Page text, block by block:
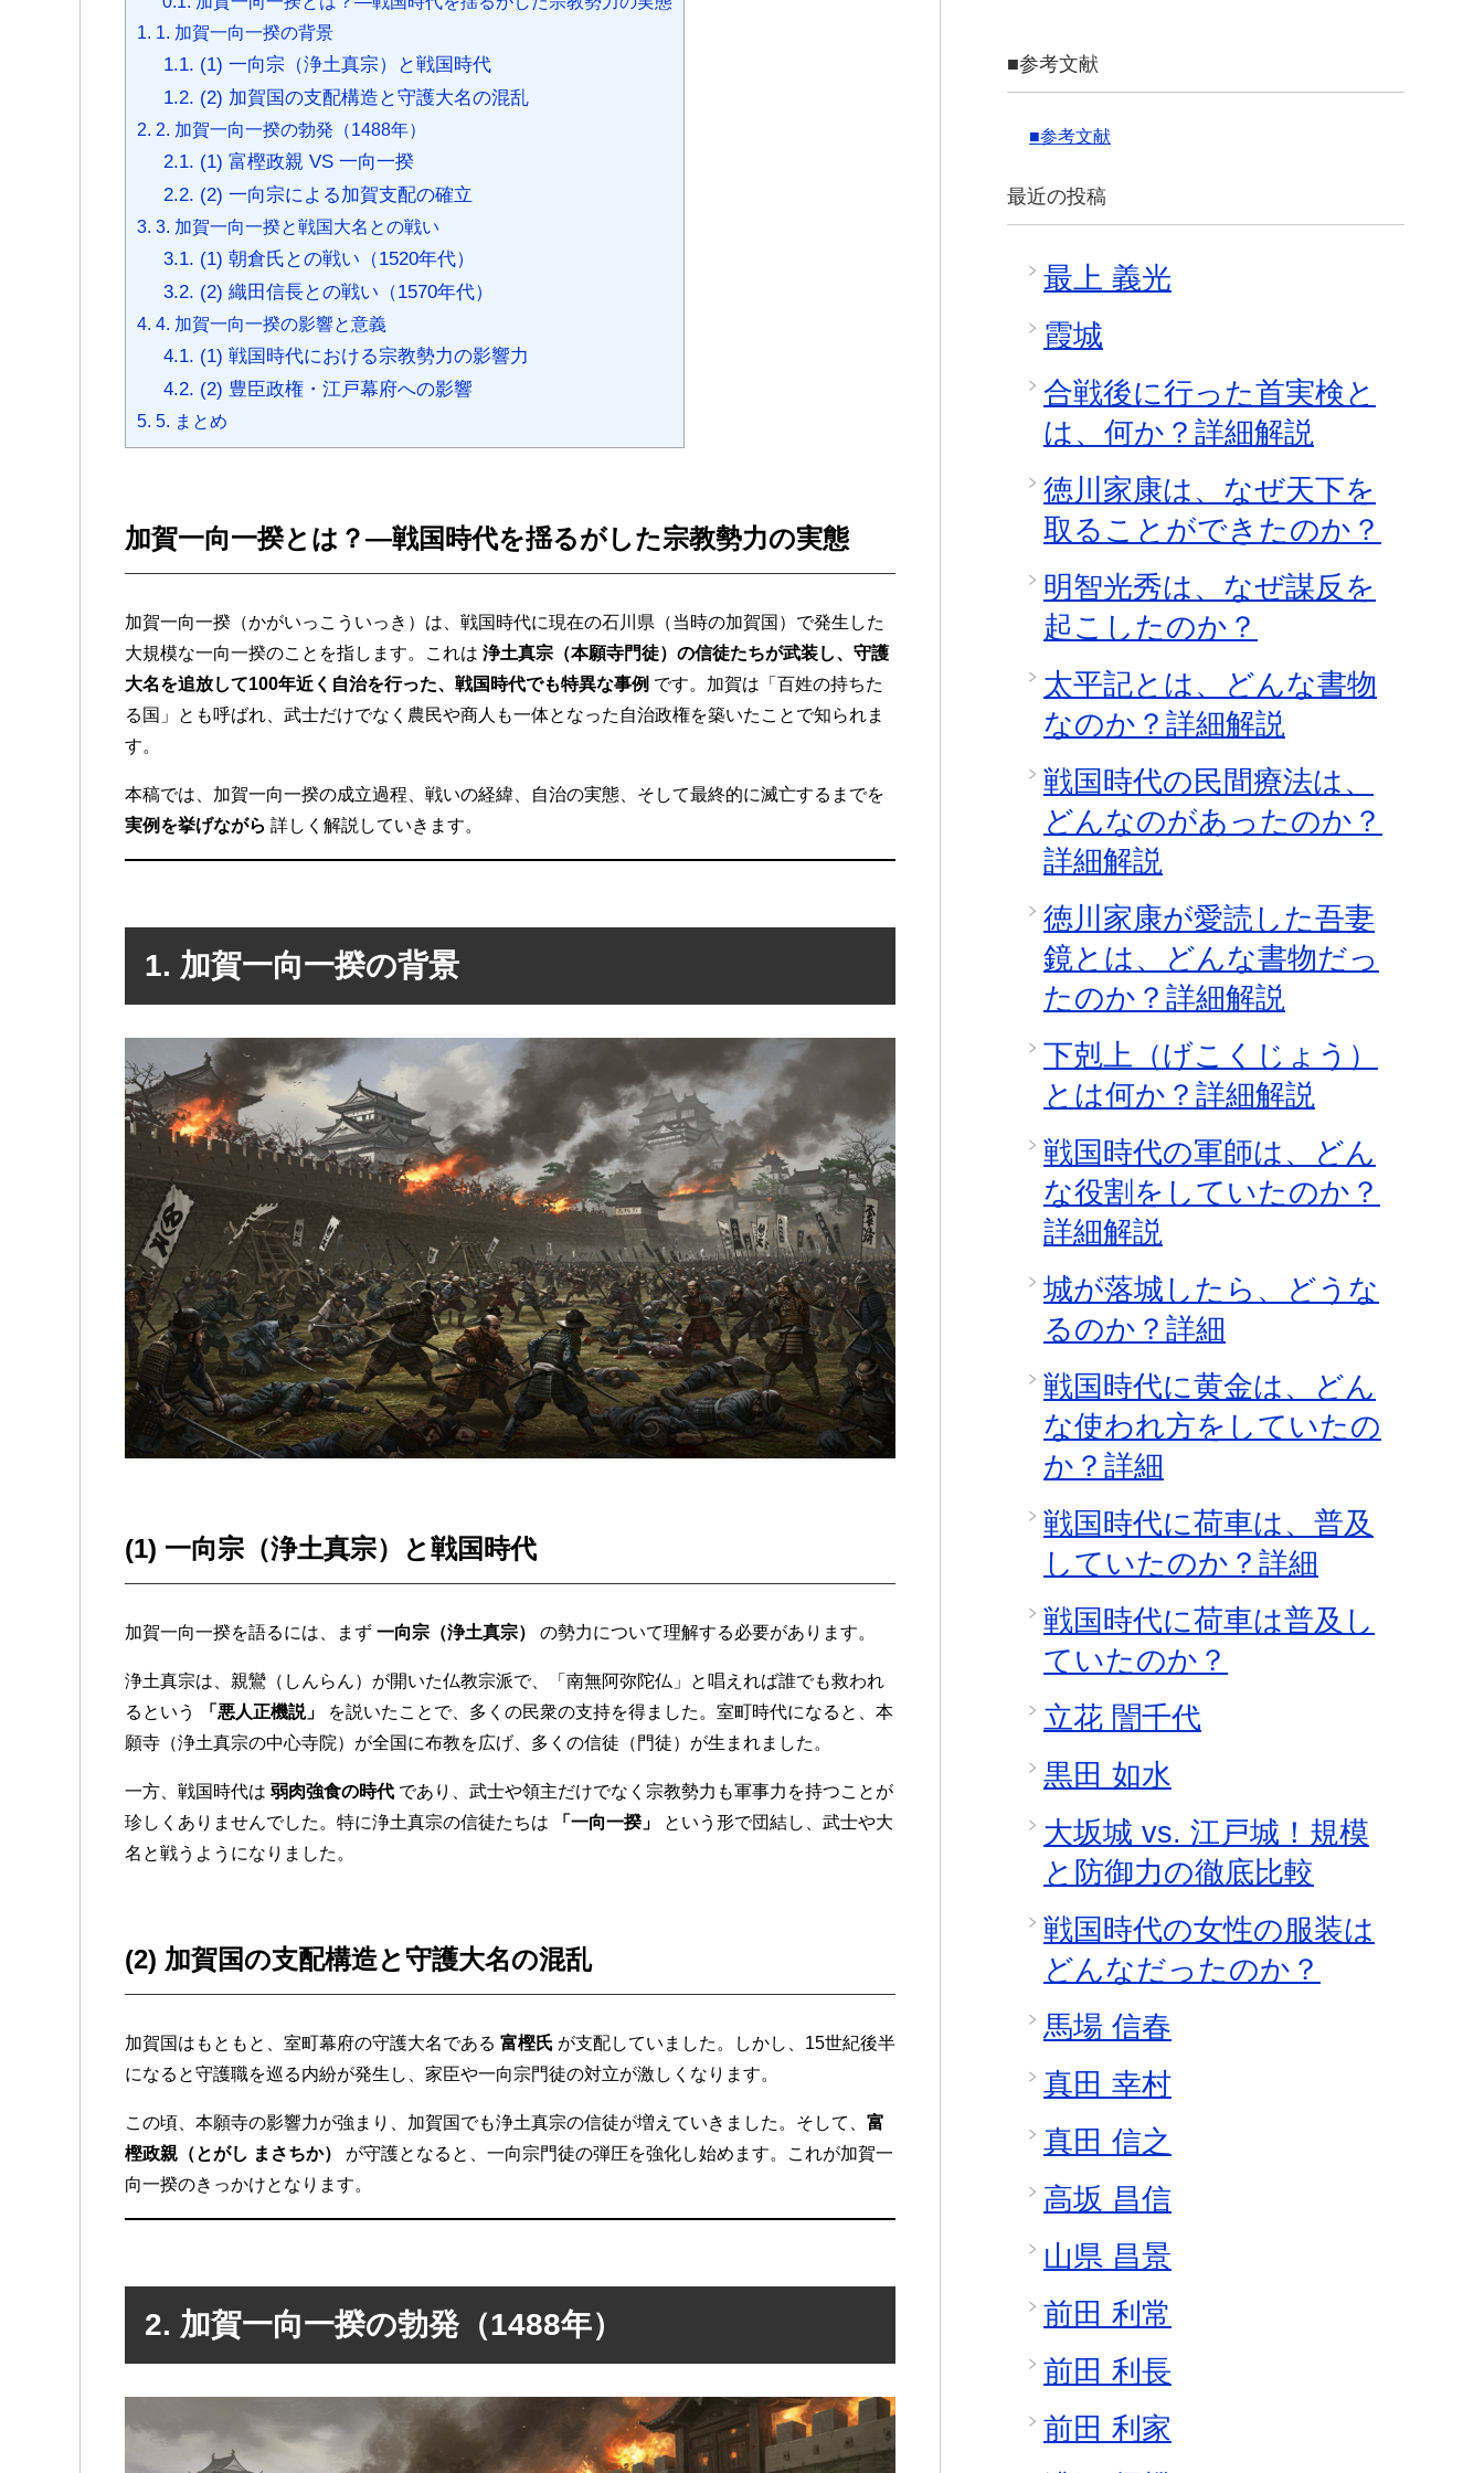
1. 1. 加賀一向一揆の背景
1.1. (1) 一向宗（浄土真宗）と戦国時代
1.2. (2) 加賀国の支配構造と守護大名の混乱
2. 2. 加賀一向一揆の勃発（1488年）
2.1. (1) 富樫政親 VS 一向一揆
2.2. (2) 一向宗による加賀支配の確立
3. 3. 加賀一向一揆と戦国大名との戦い
3.1. (1) 朝倉氏との戦い（1520年代）
3.2. (2) 織田信長との戦い（1570年代）
4. 4. 加賀一向一揆の影響と意義
4.1. (1) 戦国時代における宗教勢力の影響力
4.2. (2) 豊臣政権・江戸幕府への影響
5. 5. まとめ
加賀一向一揆とは？—戦国時代を揺るがした宗教勢力の実態
加賀一向一揆（かがいっこういっき）は、戦国時代に現在の石川県（当時の加賀国）で発生した
大規模な一向一揆のことを指します。これは 浄土真宗（本願寺門徒）の信徒たちが武装し、守護
大名を追放して100年近く自治を行った、戦国時代でも特異な事例 です。加賀は「百姓の持ちた
る国」とも呼ばれ、武士だけでなく農民や商人も一体となった自治政権を築いたことで知られま
す。
本稿では、加賀一向一揆の成立過程、戦いの経緯、自治の実態、そして最終的に滅亡するまでを
実例を挙げながら 詳しく解説していきます。
1. 加賀一向一揆の背景
(1) 一向宗（浄土真宗）と戦国時代
加賀一向一揆を語るには、まず 一向宗（浄土真宗） の勢力について理解する必要があります。
浄土真宗は、親鸞（しんらん）が開いた仏教宗派で、「南無阿弥陀仏」と唱えれば誰でも救われ
るという
「悪人正機説」
を説いたことで、多くの民衆の支持を得ました。室町時代になると、本
願寺（浄土真宗の中心寺院）が全国に布教を広げ、多くの信徒（門徒）が生まれました。
一方、戦国時代は 弱肉強食の時代 であり、武士や領主だけでなく宗教勢力も軍事力を持つことが
珍しくありませんでした。特に浄土真宗の信徒たちは
「一向一揆」
という形で団結し、武士や大
名と戦うようになりました。
(2) 加賀国の支配構造と守護大名の混乱
加賀国はもともと、室町幕府の守護大名である 富樫氏 が支配していました。しかし、15世紀後半
になると守護職を巡る内紛が発生し、家臣や一向宗門徒の対立が激しくなります。
この頃、本願寺の影響力が強まり、加賀国でも浄土真宗の信徒が増えていきました。そして、 富
樫政親（とがし まさちか）
が守護となると、一向宗門徒の弾圧を強化し始めます。これが加賀一
向一揆のきっかけとなります。
2. 加賀一向一揆の勃発（1488年）
■参考文献
■参考文献
最近の投稿
最上 義光
霞城
合戦後に行った首実検と
は、何か？詳細解説
徳川家康は、なぜ天下を
取ることができたのか？
明智光秀は、なぜ謀反を
起こしたのか？
太平記とは、どんな書物
なのか？詳細解説
戦国時代の民間療法は、
どんなのがあったのか？
詳細解説
徳川家康が愛読した吾妻
鏡とは、どんな書物だっ
たのか？詳細解説
下剋上（げこくじょう）
とは何か？詳細解説
戦国時代の軍師は、どん
な役割をしていたのか？
詳細解説
城が落城したら、どうな
るのか？詳細
戦国時代に黄金は、どん
な使われ方をしていたの
か？詳細
戦国時代に荷車は、普及
していたのか？詳細
戦国時代に荷車は普及し
ていたのか？
立花 誾千代
黒田 如水
大坂城 vs. 江戸城！規模
と防御力の徹底比較
戦国時代の女性の服装は
どんなだったのか？
馬場 信春
真田 幸村
真田 信之
高坂 昌信
山県 昌景
前田 利常
前田 利長
前田 利家